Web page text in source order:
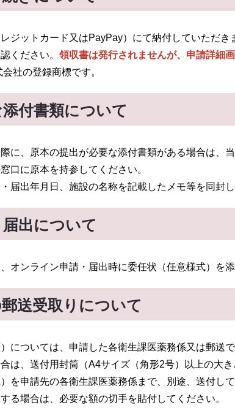
ジットカード又はPayPay）にて納付していただ
ください。 領収書は発行されませんが、申請詳細
社の登録商標です。
付書類について
に、原本の提出が必要な添付書類がある場合は、
口に原本を持参してください。
届出年月日、施設の名称を記載したメモ等を同封し
出について
オンライン申請・届出時に委任状（任意様式）を添
送受取りについて
については、申請した各衛生課医薬務係又は郵送で
は、送付用封筒（A4サイズ（角形2号）以上の大
を申請先の各衛生課医薬務係まで、別途、送付して
る場合は、必要な額の切手を貼付してください。